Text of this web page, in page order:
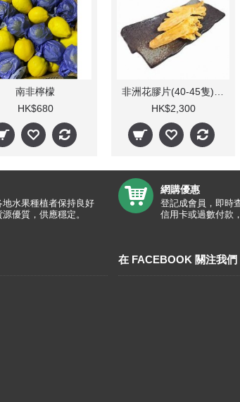
南非檸檬
HK$680
HK$2,300
地水果種植者保持良好
優質，供應穩定。
網購優惠
登記成會員，即時
信用卡或過數付款
在 FACEBOOK 關注我們